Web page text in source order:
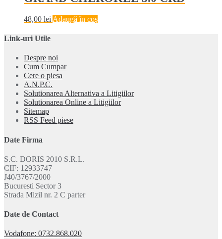
48,00 lei Adaugă în coș
Link-uri Utile
Despre noi
Cum Cumpar
Cere o piesa
A.N.P.C.
Solutionarea Alternativa a Litigiilor
Solutionarea Online a Litigiilor
Sitemap
RSS Feed piese
Date Firma
S.C. DORIS 2010 S.R.L.
CIF: 12933747
J40/3767/2000
Bucuresti Sector 3
Strada Mizil nr. 2 C parter
Date de Contact
Vodafone: 0732.868.020